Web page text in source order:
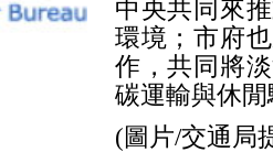
中央共同來
環境；市府
作，共同將
碳運輸與休
(圖片/交通局